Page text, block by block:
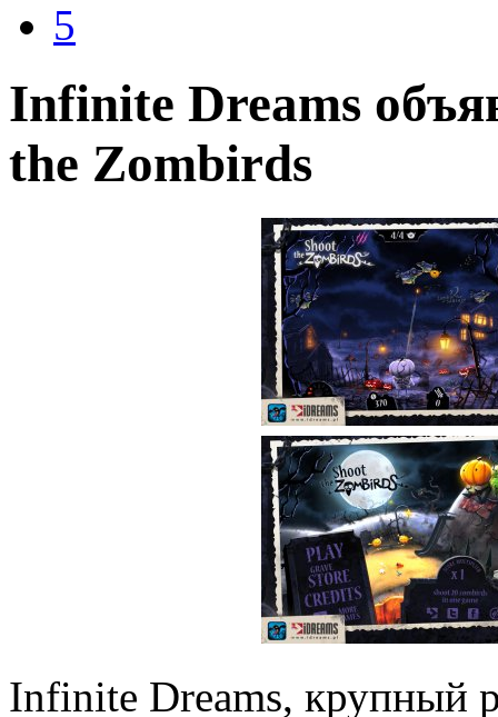
5
Infinite Dreams
the Zombirds
Infinite Dreams, крупный